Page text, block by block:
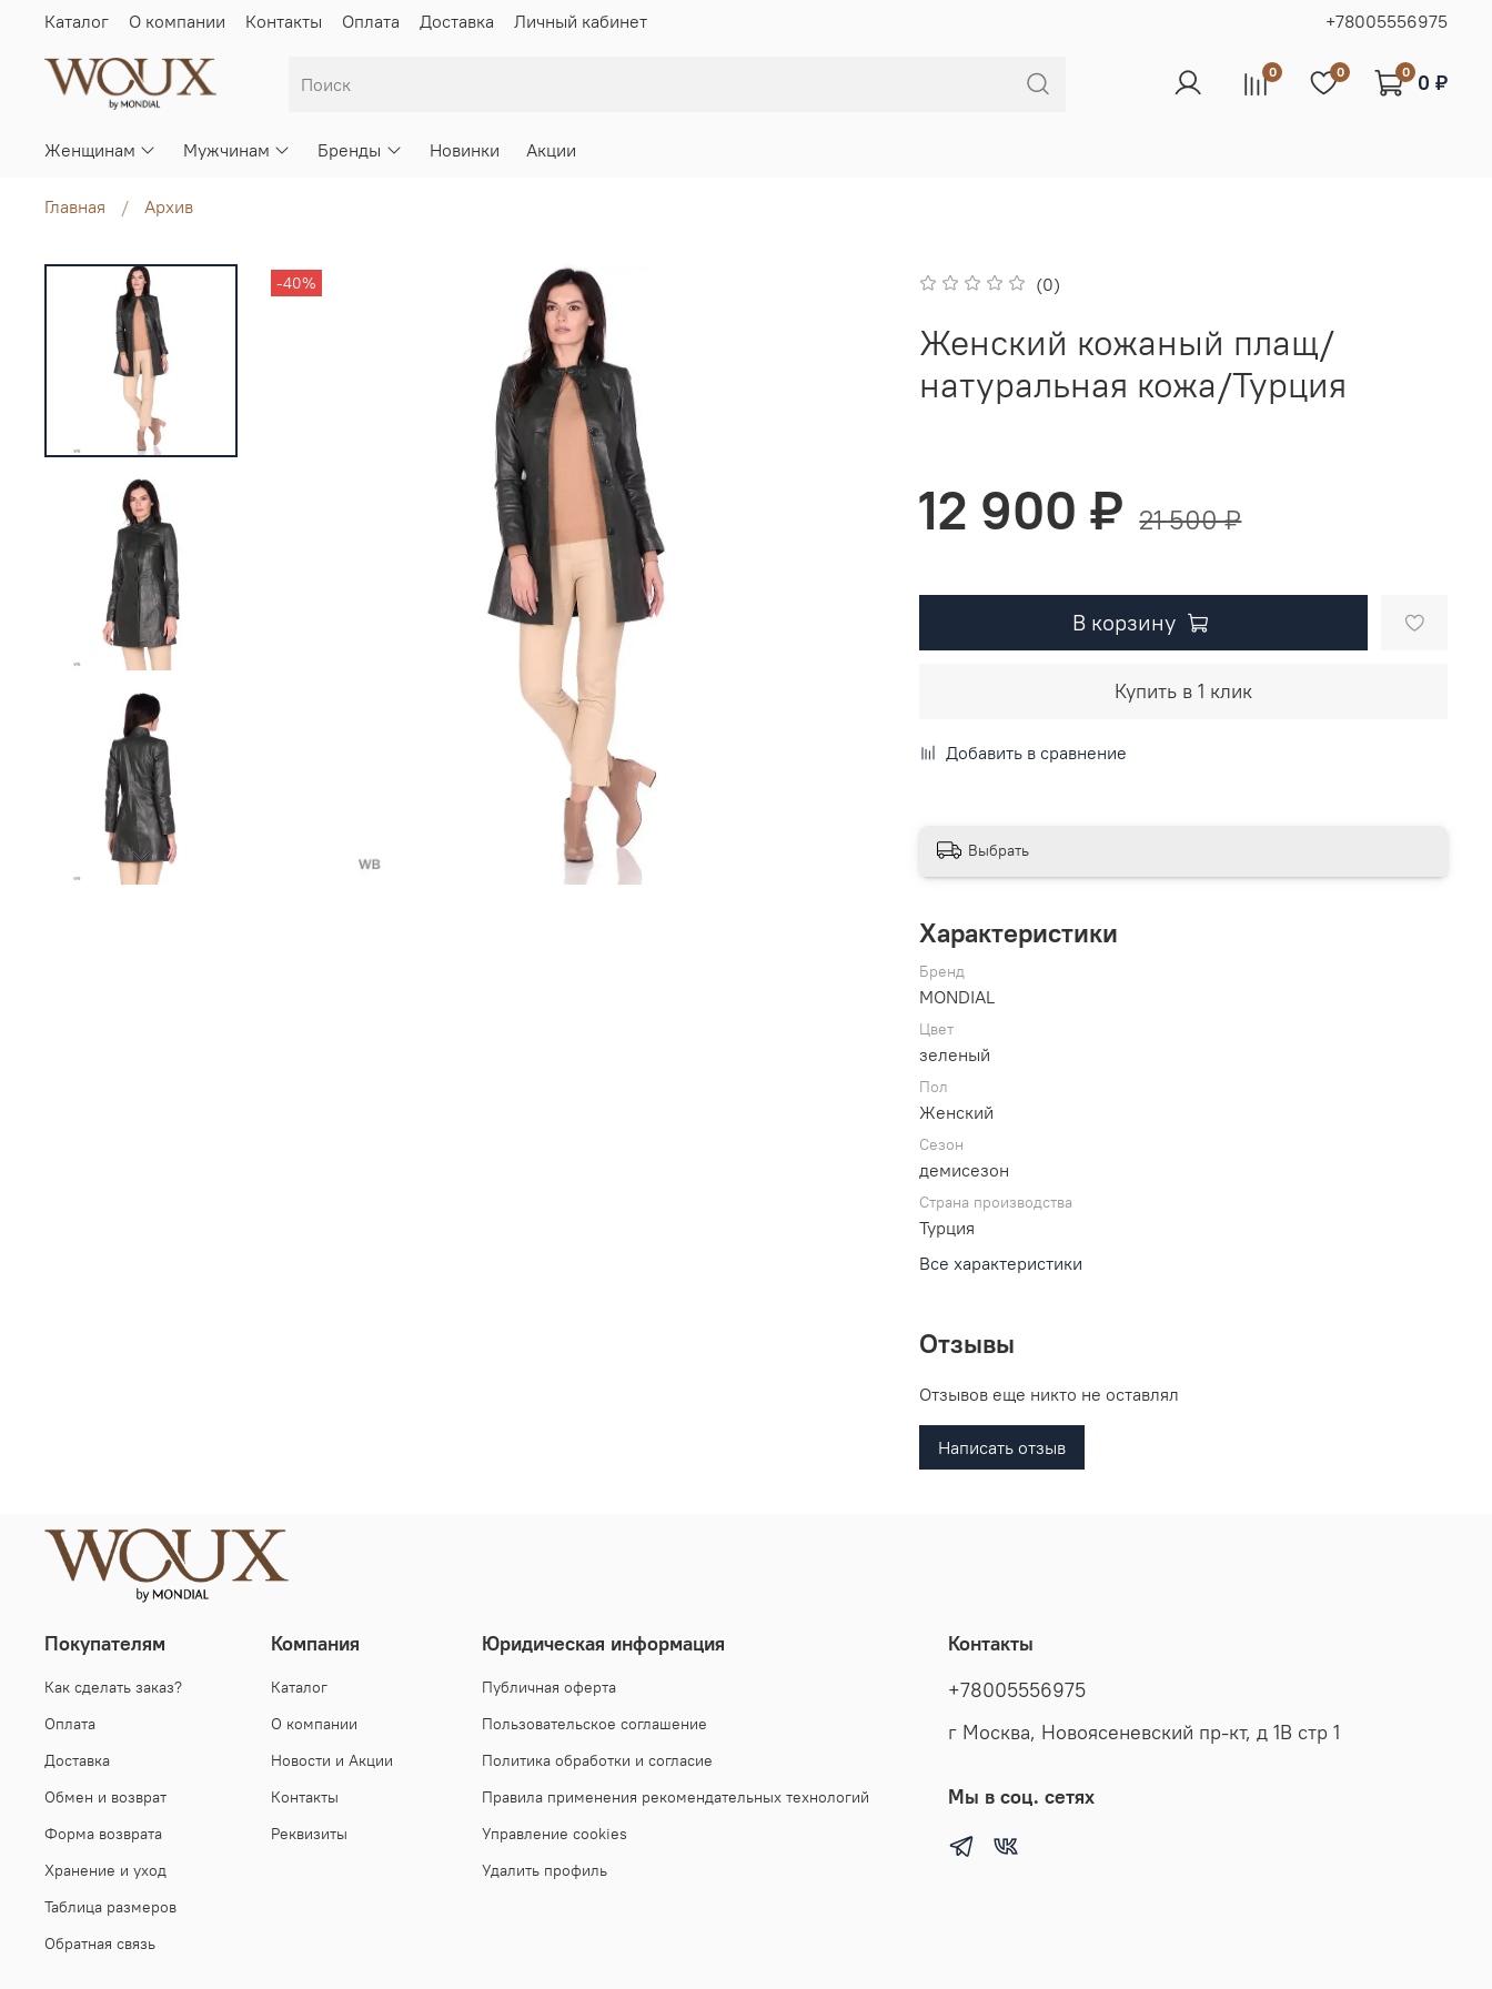
Каталог О компании Контакты Оплата Доставка Личный кабинет +78005556975
0 0 0 0 ₽
Женщинам Мужчинам Бренды Новинки Акции
Главная Архив
-40% (0)
Женский кожаный плащ/
натуральная кожа/Турция
12 900 ₽ 21 500 ₽
В корзину
Купить в 1 клик
Добавить в сравнение
Выбрать
Характеристики
Бренд
MONDIAL
Цвет
зеленый
Пол
Женский
Сезон
демисезон
Страна производства
Турция
Все характеристики
Отзывы
Отзывов еще никто не оставлял
Написать отзыв
Покупателям
Как сделать заказ?
Оплата
Доставка
Обмен и возврат
Форма возврата
Хранение и уход
Таблица размеров
Обратная связь
Компания
Каталог
О компании
Новости и Акции
Контакты
Реквизиты
Юридическая информация
Публичная оферта
Пользовательское соглашение
Политика обработки и согласие
Правила применения рекомендательных технологий
Управление cookies
Удалить профиль
Контакты
+78005556975
г Москва, Новоясеневский пр-кт, д 1В стр 1
Мы в соц. сетях